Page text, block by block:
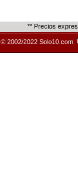
** Precios
© 2002/2022 Solo10.com